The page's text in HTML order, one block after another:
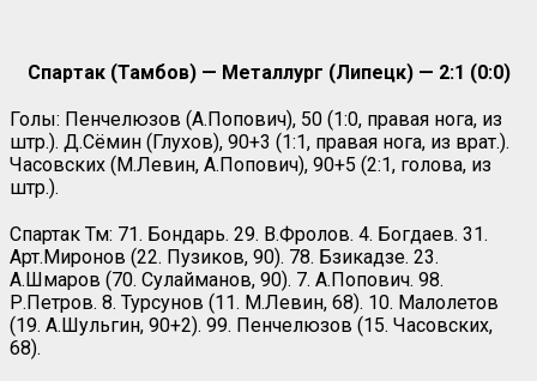
Спартак (Тамбов) — Металлург (Липецк) — 2:1 (0:0)
Голы: Пенчелюзов (А.Попович), 50 (1:0, правая нога, из
штр.). Д.Сёмин (Глухов), 90+3 (1:1, правая нога, из врат.).
Часовских (М.Левин, А.Попович), 90+5 (2:1, голова, из
штр.).
Спартак Тм: 71. Бондарь. 29. В.Фролов. 4. Богдаев. 31.
Арт.Миронов (22. Пузиков, 90). 78. Бзикадзе. 23.
А.Шмаров (70. Сулайманов, 90). 7. А.Попович. 98.
Р.Петров. 8. Турсунов (11. М.Левин, 68). 10. Малолетов
(19. А.Шульгин, 90+2). 99. Пенчелюзов (15. Часовских,
68).